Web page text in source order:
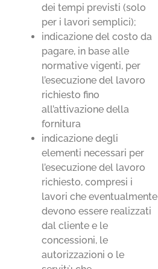
dei tempi previsti (solo
per i lavori semplici);
indicazione del costo da
pagare, in base alle
normative vigenti, per
l’esecuzione del lavoro
richiesto fino
all’attivazione della
fornitura
indicazione degli
elementi necessari per
l’esecuzione del lavoro
richiesto, compresi i
lavori che eventualmente
devono essere realizzati
dal cliente e le
concessioni, le
autorizzazioni o le